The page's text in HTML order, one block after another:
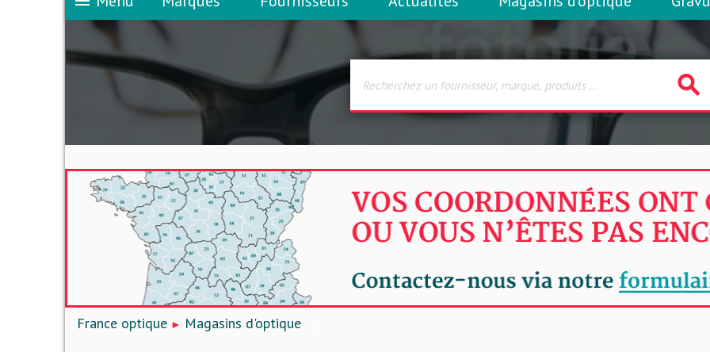
search
France optique Magasins d'optique